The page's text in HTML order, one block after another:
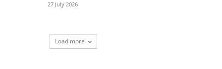
27 July 2026
Load more